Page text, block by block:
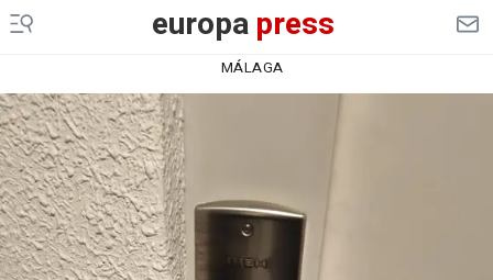
europapress
MÁLAGA